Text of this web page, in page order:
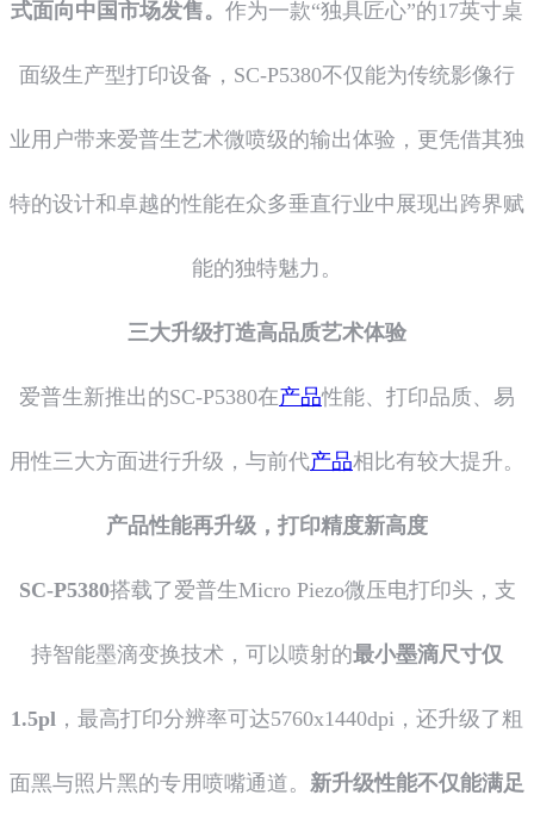
式面向中国市场发售。 作为一款“独具匠心”的17英寸桌
面级生产型打印设备，SC-P5380不仅能为传统影像行
业用户带来爱普生艺术微喷级的输出体验，更凭借其独
特的设计和卓越的性能在众多垂直行业中展现出跨界赋
能的独特魅力。
三大升级打造高品质艺术体验
爱普生新推出的SC-P5380在产品性能、打印品质、易
用性三大方面进行升级，与前代产品相比有较大提升。
产品性能再升级，打印精度新高度
SC-P5380搭载了爱普生Micro Piezo微压电打印头，支
持智能墨滴变换技术，可以喷射的最小墨滴尺寸仅
1.5pl ，最高打印分辨率可达5760x1440dpi，还升级了粗
面黑与照片黑的专用喷嘴通道。 新升级性能不仅能满足